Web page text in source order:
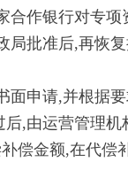
作银行对专项
批准后,再恢
申请,并根据要
,由运营管理
偿金额,在代偿